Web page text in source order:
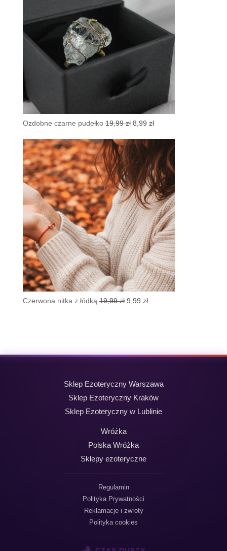
Ozdobne czarne pudełko 19,99zł Pierwotna
wynosiła:
19,99 zł.
8,99 złAktualna
wynosi:
8,99 zł.
Czerwona nitka z łódką 19,99zł Pierwotna
9,99 złAktualna
Sklep Ezoteryczny Warszawa
Sklep Ezoteryczny Kraków
Sklep Ezoteryczny w Lublinie
Wróżka
Polska Wróżka
Sklepy ezoteryczne
Regulamin
Polityka Prywatności
Reklamacje i zwroty
Polityka cookies